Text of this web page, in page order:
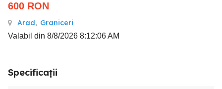
600 RON
Arad, Graniceri
Valabil din 8/8/2026 8:12:06 AM
Specificații